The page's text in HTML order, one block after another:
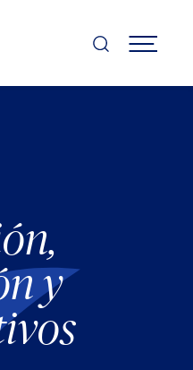
MENÚ
y